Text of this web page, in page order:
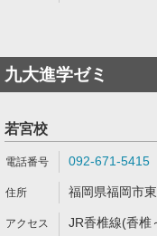
九大進学ゼミ
若宮校
092-671-5415
福岡県福岡市
JR香椎線(香椎